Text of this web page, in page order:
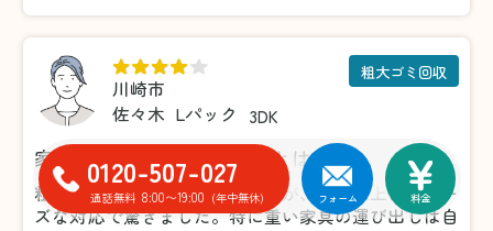
川崎市
佐々木 Lパック 3DK
粗大ゴミ回収
家具の処分がこんなに楽だとは！
粗大ゴミの処分で利用しましたが、想像以上にスムー
ズな対応で驚きました。特に重い家具の運び出しは自
0120-507-027
通話無料 8:00〜19:00 (年中無休) フォーム 料金